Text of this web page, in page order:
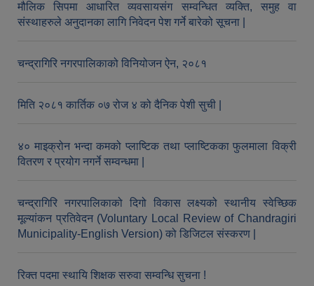
मौलिक सिपमा आधारित व्यवसायसंग सम्वन्धित व्यक्ति, समुह वा
संस्थाहरुले अनुदानका लागि निवेदन पेश गर्ने बारेको सूचना |
चन्द्रागिरि नगरपालिकाको विनियोजन ऐन, २०८१
मिति २०८१ कार्तिक ०७ रोज ४ को दैनिक पेशी सुची |
४० माइक्रोन भन्दा कमको प्लाष्टिक तथा प्लाष्टिकका फुलमाला विक्री
वितरण र प्रयोग नगर्ने सम्वन्धमा |
चन्द्रागिरि नगरपालिकाको दिगो विकास लक्ष्यको स्थानीय स्वेच्छिक
मूल्यांकन प्रतिवेदन (Voluntary Local Review of Chandragiri
Municipality-English Version) को डिजिटल संस्करण |
रिक्त पदमा स्थायि शिक्षक सरुवा सम्वन्धि सुचना !